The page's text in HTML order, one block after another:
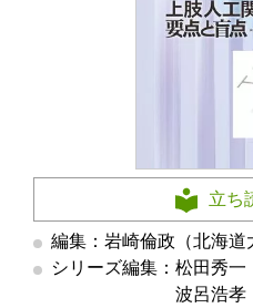
立ち
編集：岩崎倫政（北海道
シリーズ編集：松田秀一
波呂浩孝